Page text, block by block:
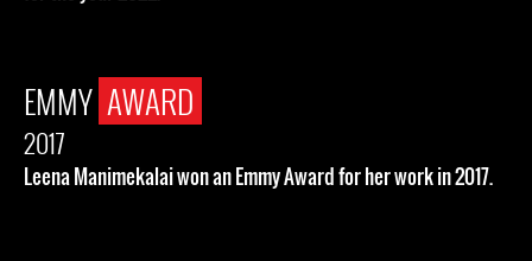
EMMY AWARD
2017
Leena Manimekalai won an Emmy Award for her work in 2017.